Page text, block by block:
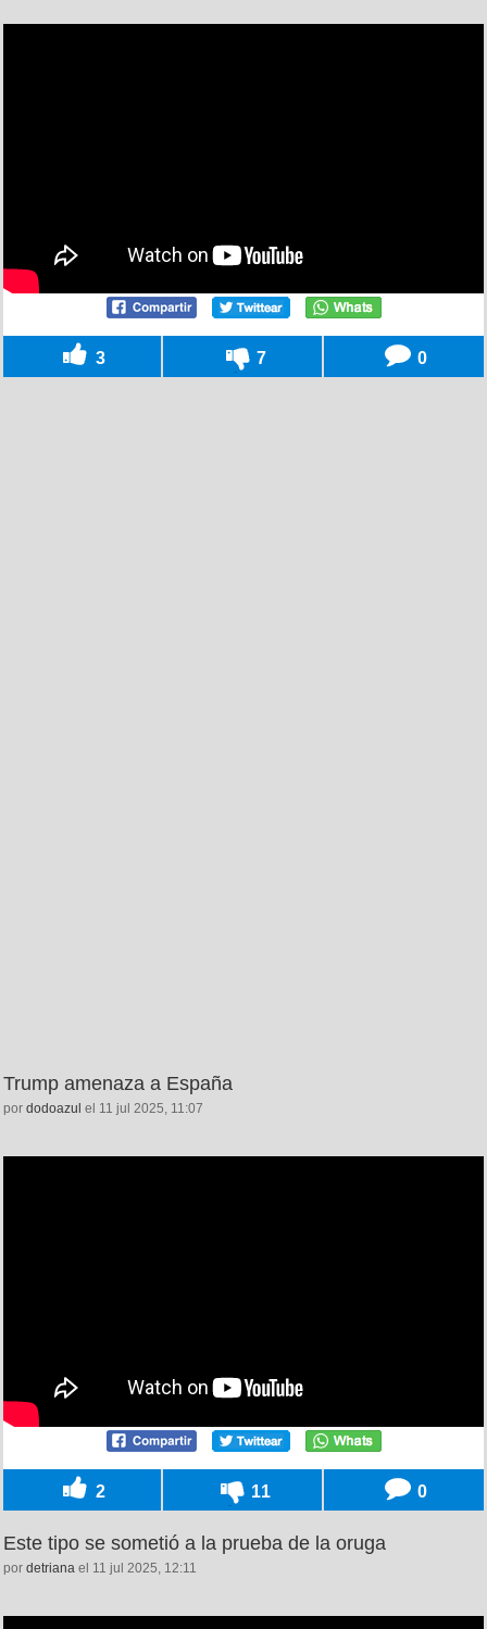
3 7 0
Trump amenaza a España
por dodoazul el 11 jul 2025, 11:07
2 11 0
Este tipo se sometió a la prueba de la oruga
por detriana el 11 jul 2025, 12:11